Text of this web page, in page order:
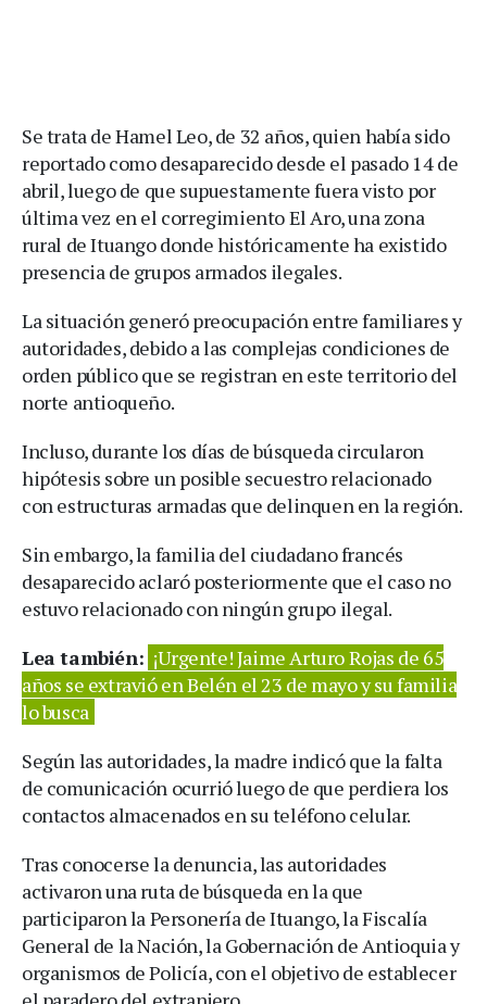
Se trata de Hamel Leo, de 32 años, quien había sido
reportado como desaparecido desde el pasado 14 de
abril, luego de que supuestamente fuera visto por
última vez en el corregimiento El Aro, una zona
rural de Ituango donde históricamente ha existido
presencia de grupos armados ilegales.
La situación generó preocupación entre familiares y
autoridades, debido a las complejas condiciones de
orden público que se registran en este territorio del
norte antioqueño.
Incluso, durante los días de búsqueda circularon
hipótesis sobre un posible secuestro relacionado
con estructuras armadas que delinquen en la región.
Sin embargo, la familia del ciudadano francés
desaparecido aclaró posteriormente que el caso no
estuvo relacionado con ningún grupo ilegal.
Lea también: ¡Urgente! Jaime Arturo Rojas de 65
años se extravió en Belén el 23 de mayo y su familia
lo busca
Según las autoridades, la madre indicó que la falta
de comunicación ocurrió luego de que perdiera los
contactos almacenados en su teléfono celular.
Tras conocerse la denuncia, las autoridades
activaron una ruta de búsqueda en la que
participaron la Personería de Ituango, la Fiscalía
General de la Nación, la Gobernación de Antioquia y
organismos de Policía, con el objetivo de establecer